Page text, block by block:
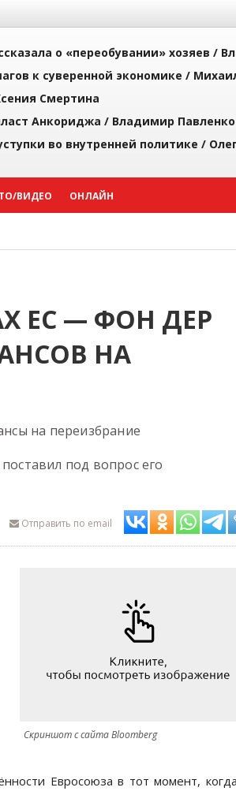
о «переобувании» хозяев /
к суверенной экономике /
Смертина
Анкориджа / Владимир Павленко
во внутренней политике /
ВИДЕО ОНЛАЙН
ЕС — ФОН ДЕР
НА
на переизбрание
под вопрос его
Отправить по email
Скриншот с сайта Bloomberg
Евросоюза в тот момент,